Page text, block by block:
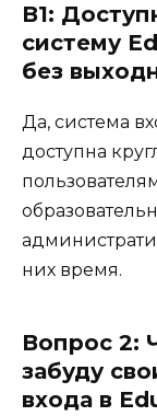
В1:
систему
без
Да, система
доступна
них время.
Вопрос 2:
забуду
входа в